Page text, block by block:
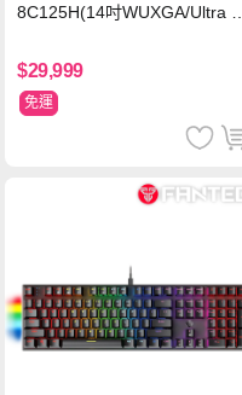
8C125H(14吋WUXGA/Ultra 5
n11/二年保)
$29,999
免運